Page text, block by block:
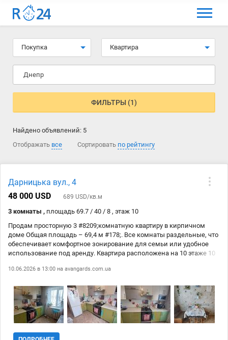
МЕНЮ
Выбрать язык
Избранные объявления
Комментарии к объявления
Как добавить объявление
Покупка Квартира
Днепр
ФИЛЬТРЫ (1)
Найдено объявлений: 5
Отображать все Сортировать по рейтингу
Дарницька вул., 4
48 000 USD
689 USD/кв.м
3 комнаты , площадь 69.7 / 40 / 8 , этаж 10
Продам просторную 3 #8209;комнатную квартиру в кирпичном
доме Общая площадь – 69,4 м #178;. Все комнаты раздельные, что
обеспечивает комфортное зонирование для семьи или удобное
использование под аренду. Квартира расположена на 10 этаже 10
этаж, где находится дополнительная кладовая площадью 20 м
двухсторонняя, есть лоджия и балкон, что дарит много света и
свежего воздуха. Двор ухоженный и облагороженный, рядом
уютный сквер для прогулок и отдыха. Отличная транспортная
развязка – легко добраться в любую часть города. Дом
проживания. Рассмотрим продажу по безналичному расчёту: -
10.06.2026 в 13:00 на avangards.com.ua